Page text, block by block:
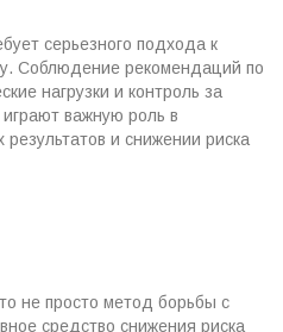
серьезного подхода к
Соблюдение рекомендаций по
нагрузки и контроль за
важную роль в
и снижении риска
не просто метод борьбы с
средство снижения риска